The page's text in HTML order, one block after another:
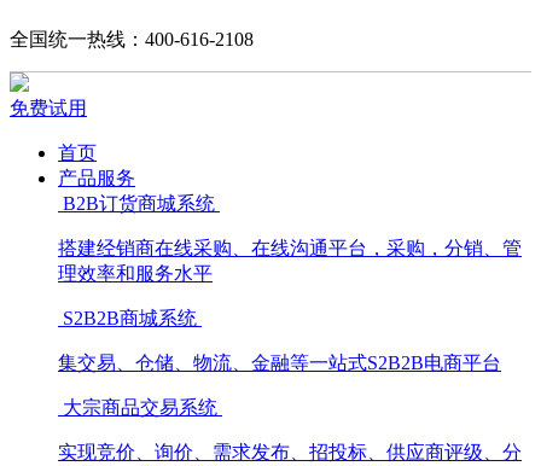
全国统一热线：400-616-2108
免费试用
首页
产品服务
B2B订货商城系统
搭建经销商在线采购、在线沟通平台，采购，分销、管
理效率和服务水平
S2B2B商城系统
集交易、仓储、物流、金融等一站式S2B2B电商平台
大宗商品交易系统
实现竞价、询价、需求发布、招投标、供应商评级、分